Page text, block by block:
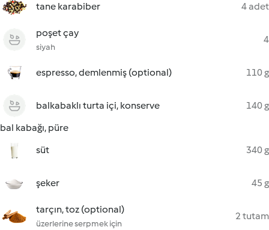
tane karabiber 4 adet
poşet çay
siyah
4
espresso, demlenmiş (optional) 110 g
balkabaklı turta içi, konserve
140 g
bal kabağı, püre
süt
340 g
şeker 45 g
tarçın, toz (optional)
üzerlerine serpmek için
2 tutam